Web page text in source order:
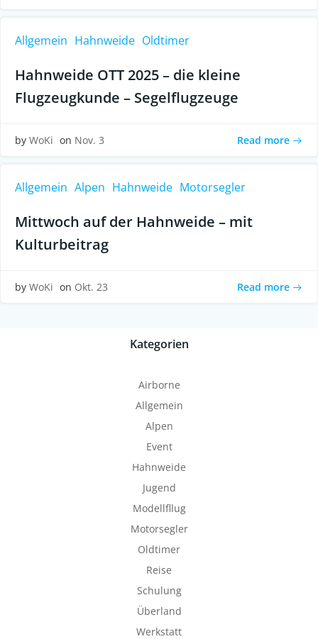
Allgemein Hahnweide Oldtimer
Hahnweide OTT 2025 – die kleine
Flugzeugkunde – Segelflugzeuge
by WoKi on Nov. 3 Read more
Allgemein Alpen Hahnweide Motorsegler
Mittwoch auf der Hahnweide – mit
Kulturbeitrag
by WoKi on Okt. 23 Read more
Kategorien
Airborne
Allgemein
Alpen
Event
Hahnweide
Jugend
Modellfllug
Motorsegler
Oldtimer
Reise
Schulung
Überland
Werkstatt